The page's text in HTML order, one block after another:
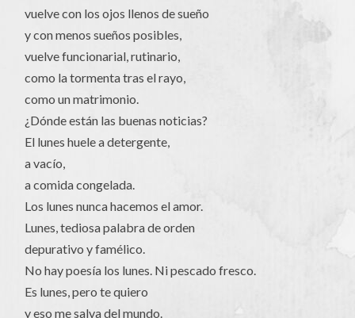
vuelve con los ojos llenos de sueño
y con menos sueños posibles,
vuelve funcionarial, rutinario,
como la tormenta tras el rayo,
como un matrimonio.
¿Dónde están las buenas noticias?
El lunes huele a detergente,
a vacío,
a comida congelada.
Los lunes nunca hacemos el amor.
Lunes, tediosa palabra de orden
depurativo y famélico.
No hay poesía los lunes. Ni pescado fresco.
Es lunes, pero te quiero
y eso me salva del mundo.